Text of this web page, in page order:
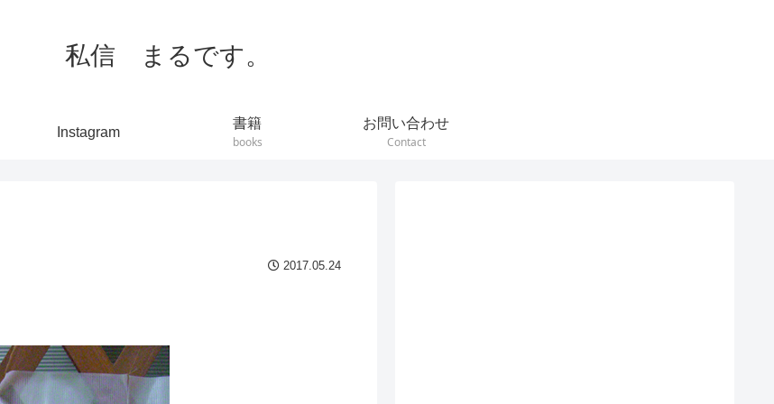
私信 まるです。
Instagram
書籍
books
お問い合わせ
Contact
2017.05.24